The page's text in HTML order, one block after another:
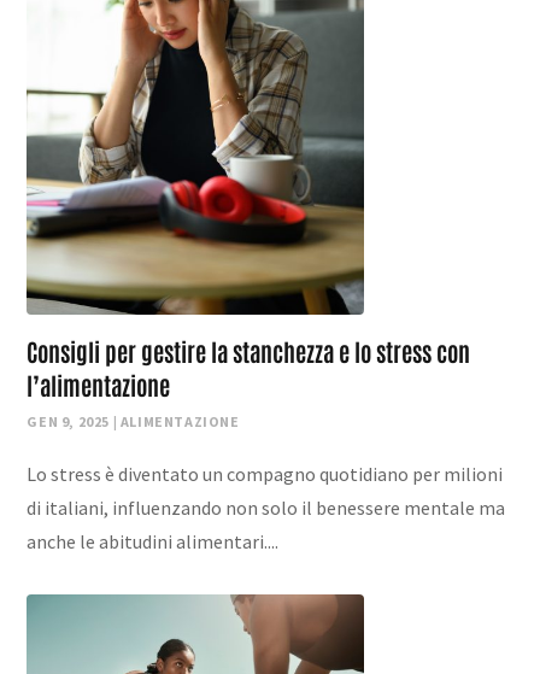
Consigli per gestire la stanchezza e lo stress con
l’alimentazione
GEN 9, 2025 | ALIMENTAZIONE
Lo stress è diventato un compagno quotidiano per milioni
di italiani, influenzando non solo il benessere mentale ma
anche le abitudini alimentari....